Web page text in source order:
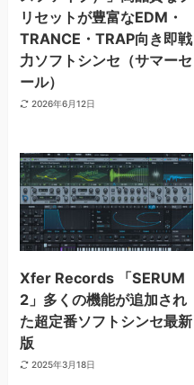
リセットが豊富なEDM・
TRANCE・TRAP向き即戦
力ソフトシンセ（サマーセ
ール）
2026年6月12日
Xfer Records 「SERUM
2」多くの機能が追加され
た超定番ソフトシンセ最新
版
2025年3月18日